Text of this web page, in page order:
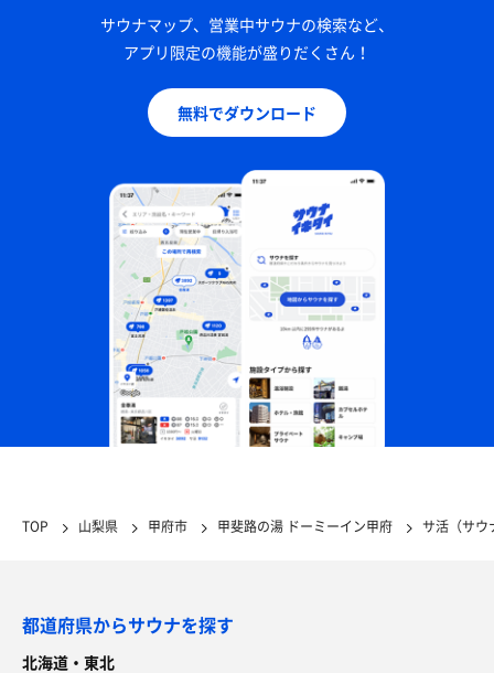
サウナマップ、営業中サウナの検索など、
アプリ限定の機能が盛りだくさん！
無料でダウンロード
TOP 山梨県 甲府市 甲斐路の湯 ドーミーイン甲府 サ活（サウ
都道府県からサウナを探す
北海道・東北